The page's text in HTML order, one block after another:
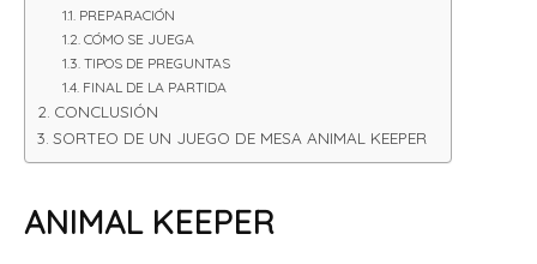
PREPARACIÓN
CÓMO SE JUEGA
TIPOS DE PREGUNTAS
FINAL DE LA PARTIDA
CONCLUSIÓN
SORTEO DE UN JUEGO DE MESA ANIMAL KEEPER
ANIMAL KEEPER